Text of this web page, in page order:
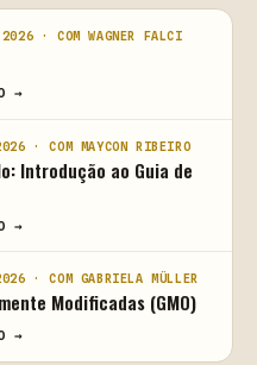
· COM WAGNER FALCI
→
· COM MAYCON RIBEIRO
Introdução ao Guia de
→
· COM GABRIELA MÜLLER
Modificadas (GMO)
→